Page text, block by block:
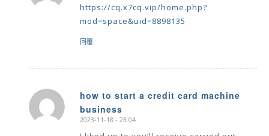
https://cq.x7cq.vip/home.php?
mod=space&uid=8898135
回覆
how to start a credit card machine
business
says:
2023-11-18 - 23:04